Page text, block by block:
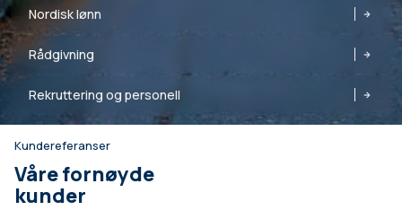
Nordisk lønn
Rådgivning
Rekruttering og personell
Kundereferanser
Våre fornøyde
kunder